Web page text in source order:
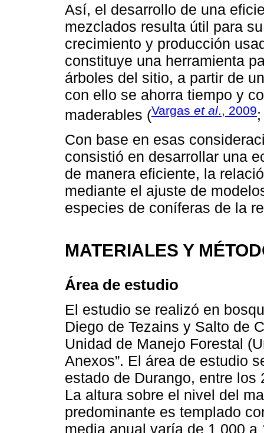
Así, el desarrollo de una
mezclados resulta útil para
crecimiento y producción
constituye una herramienta
árboles del sitio, a partir de
con ello se ahorra tiempo y
maderables (Vargas et al., 2009
Con base en esas
consistió en desarrollar una
de manera eficiente, la
mediante el ajuste de
especies de coníferas de la
MATERIALES Y
Área de estudio
El estudio se realizó en
Diego de Tezains y Salto de
Unidad de Manejo Forestal
Anexos”. El área de estudio
estado de Durango, entre los
La altura sobre el nivel del
predominante es templado
media anual varía de 1 000